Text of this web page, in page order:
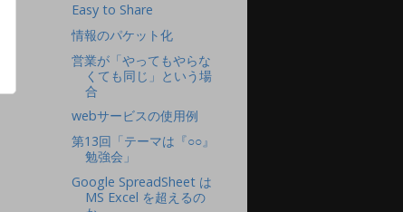
Easy to Share
情報のパケット化
営業が「やってもやらな
くても同じ」という場
合
webサービスの使用例
第13回「テーマは『○○』
勉強会」
Google SpreadSheet は
MS Excel を超えるの